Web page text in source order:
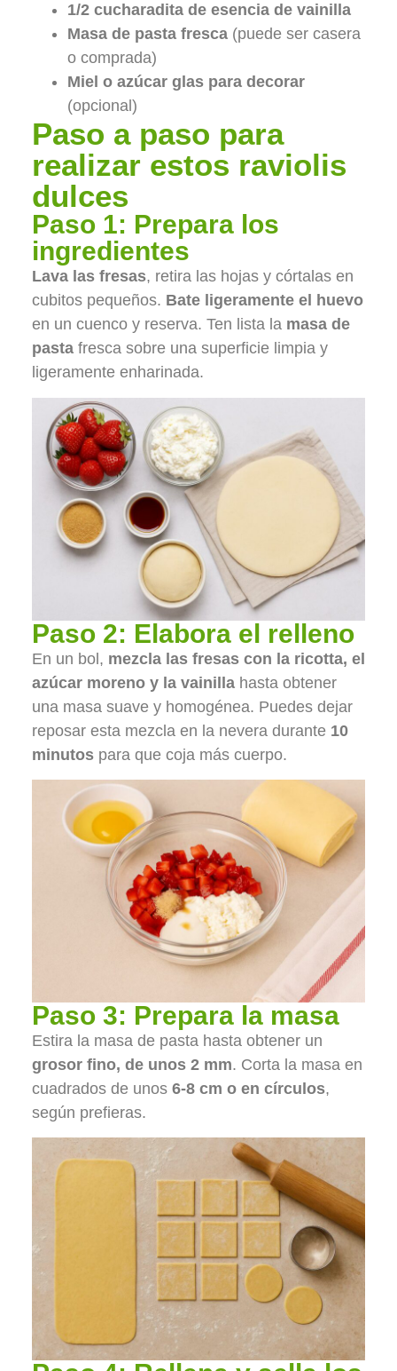
1/2 cucharadita de esencia de vainilla
Masa de pasta fresca(puede ser casera
o comprada)
Miel o azúcar glas para decorar
(opcional)
Paso a paso para
realizar estos raviolis
dulces
Paso 1: Prepara los
ingredientes
Lava las fresas, retira las hojas y córtalas en
cubitos pequeños. Bate ligeramente el huevo
en un cuenco y reserva. Ten lista la masa de
pastafresca sobre una superficie limpia y
ligeramente enharinada.
Paso 2: Elabora el relleno
En un bol, mezcla las fresas con la ricotta, el
azúcar moreno y la vainillahasta obtener
una masa suave y homogénea. Puedes dejar
reposar esta mezcla en la nevera durante 10
minutospara que coja más cuerpo.
Paso 3: Prepara la masa
Estira la masa de pasta hasta obtener un
grosor fino, de unos 2 mm. Corta la masa en
cuadrados de unos 6-8 cm o en círculos,
según prefieras.